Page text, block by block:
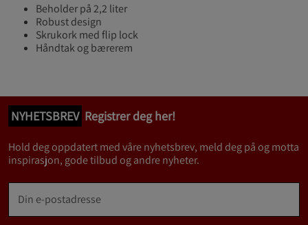
Beholder på 2,2 liter
Robust design
Skrukork med flip lock
Håndtak og bærerem
NYHETSBREV Registrer deg her!
Hold deg oppdatert med våre nyhetsbrev, meld deg på og motta
inspirasjon, gode tilbud og andre nyheter.